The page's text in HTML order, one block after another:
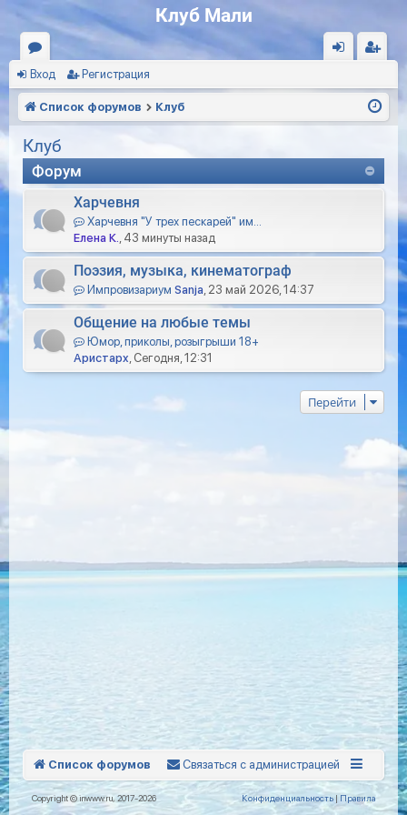
Клуб Мали
ор
ум ис
ац
ия
Вход Регистрация
Список форумов Клуб
Клуб
Форум
Харчевня
Харчевня "У трех пескарей" им…
Елена К. , 43 минуты назад
Поэзия, музыка, кинематограф
Импровизариум Sanja , 23 май 2026, 14:37
Общение на любые темы
Юмор, приколы, розыгрыши 18+
Аристарх , Сегодня, 12:31
Перейти
Список форумов Связаться с администрацией
Copyright © inwww.ru, 2017-2026 Конфиденциальность | Правила